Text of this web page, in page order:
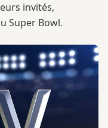
invités,
Super Bowl.